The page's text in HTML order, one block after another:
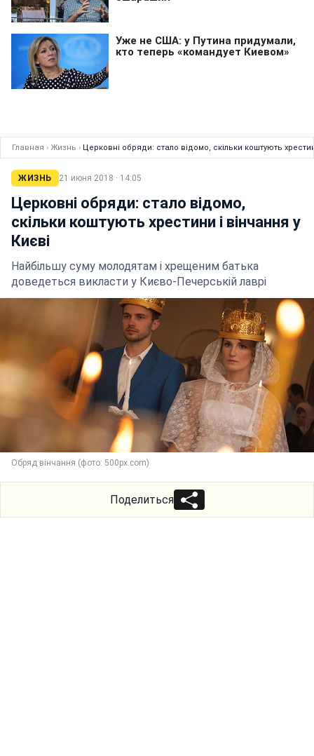
Главная › Жизнь › Церковні обряди: стало відомо, скільки коштують
ЖИЗНЬ 21 июня 2018 · 14:05
Церковні обряди: стало відомо,
скільки коштують хрестини і вінчання у
Києві
Найбільшу суму молодятам і хрещеним батька
доведеться викласти у Києво-Печерській лаврі
Обряд вінчання (фото: 500px.com)
Поделиться